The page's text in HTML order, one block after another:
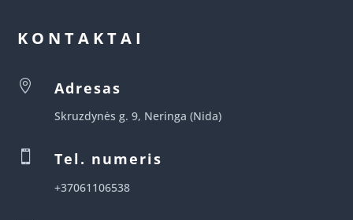
KONTAKTAI
 Adresas
Skruzdynės g. 9, Neringa (Nida)
 Tel. numeris
+37061106538